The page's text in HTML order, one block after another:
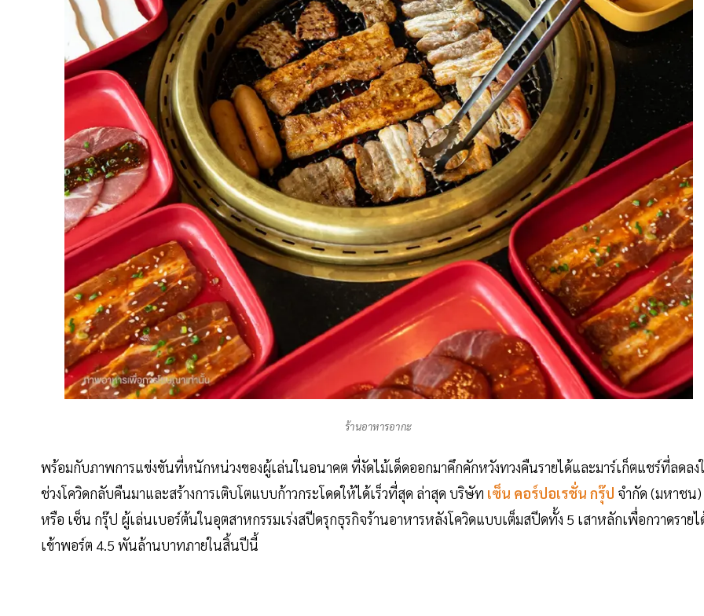
ร้านอาหารอากะ
พร้อมกับภาพการแข่งขันที่หนักหน่วงของผู้เล่นในอนาคต ที่งัดไม้เด็ดออกมาคึกคักหวังทวงคืนรายได้และมาร์เก็ตแชร์ที่ลดลง
ช่วงโควิดกลับคืนมาและสร้างการเติบโตแบบก้าวกระโดดให้ได้เร็วที่สุด ล่าสุด บริษัท เซ็น คอร์ปอเรชั่น กรุ๊ป จำกัด (มหาชน)
หรือ เซ็น กรุ๊ป ผู้เล่นเบอร์ต้นในอุตสาหกรรมเร่งสปีดรุกธุรกิจร้านอาหารหลังโควิดแบบเต็มสปีดทั้ง 5 เสาหลักเพื่อกวาดรายไ
เข้าพอร์ต 4.5 พันล้านบาทภายในสิ้นปีนี้